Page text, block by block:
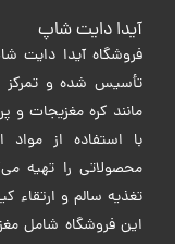
آیدا دایت شاپ
فروشگاه آیدا دایت
تأسیس شده و تمرکز
مانند کره مغزیجات و
با استفاده از
محصولاتی را تهیه
تغذیه سالم و ارتقاء
این فروشگاه شامل